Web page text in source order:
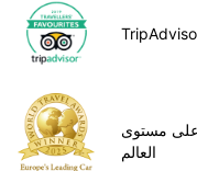
على مستوى
العالم